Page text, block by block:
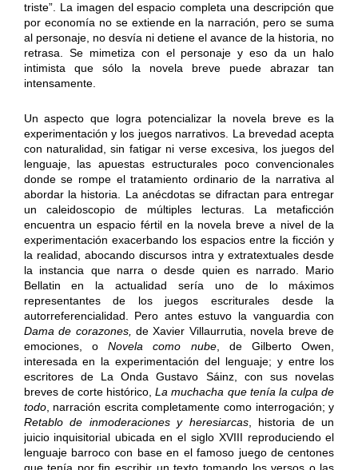
triste”. La imagen del espacio completa una descripción que
por economía no se extiende en la narración, pero se suma
al personaje, no desvía ni detiene el avance de la historia, no
retrasa. Se mimetiza con el personaje y eso da un halo
intimista que sólo la novela breve puede abrazar tan
intensamente.
Un aspecto que logra potencializar la novela breve es la
experimentación y los juegos narrativos. La brevedad acepta
con naturalidad, sin fatigar ni verse excesiva, los juegos del
lenguaje, las apuestas estructurales poco convencionales
donde se rompe el tratamiento ordinario de la narrativa al
abordar la historia. La anécdotas se difractan para entregar
un caleidoscopio de múltiples lecturas. La metaficción
encuentra un espacio fértil en la novela breve a nivel de la
experimentación exacerbando los espacios entre la ficción y
la realidad, abocando discursos intra y extratextuales desde
la instancia que narra o desde quien es narrado. Mario
Bellatin en la actualidad sería uno de lo máximos
representantes de los juegos escriturales desde la
autorreferencialidad. Pero antes estuvo la vanguardia con
Dama de corazones, de Xavier Villaurrutia, novela breve de
emociones, oNovela como nube, de Gilberto Owen,
interesada en la experimentación del lenguaje; y entre los
escritores de La Onda Gustavo Sáinz, con sus novelas
breves de corte histórico,La muchacha que tenía la culpa de
todo, narración escrita completamente como interrogación; y
Retablo de inmoderaciones y heresiarcas, historia de un
juicio inquisitorial ubicada en el siglo XVIII reproduciendo el
lenguaje barroco con base en el famoso juego de centones